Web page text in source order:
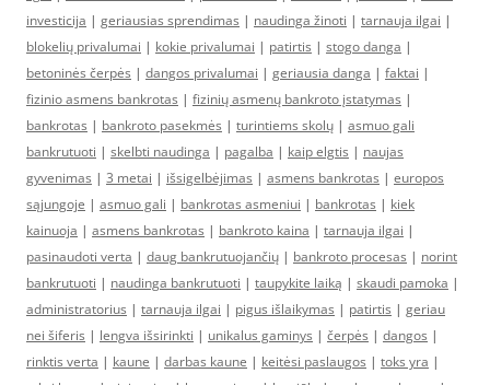
investicija | geriausias sprendimas | naudinga žinoti | tarnauja ilgai |
blokelių privalumai | kokie privalumai | patirtis | stogo danga |
betoninės čerpės | dangos privalumai | geriausia danga | faktai |
fizinio asmens bankrotas | fizinių asmenų bankroto įstatymas |
bankrotas | bankroto pasekmės | turintiems skolų | asmuo gali
bankrutuoti | skelbti naudinga | pagalba | kaip elgtis | naujas
gyvenimas | 3 metai | išsigelbėjimas | asmens bankrotas | europos
sąjungoje | asmuo gali | bankrotas asmeniui | bankrotas | kiek
kainuoja | asmens bankrotas | bankroto kaina | tarnauja ilgai |
pasinaudoti verta | daug bankrutuojančių | bankroto procesas | norint
bankrutuoti | naudinga bankrutuoti | taupykite laiką | skaudi pamoka |
administratorius | tarnauja ilgai | pigus išlaikymas | patirtis | geriau
nei šiferis | lengva išsirinkti | unikalus gaminys | čerpės | dangos |
rinktis verta | kaune | darbas kaune | keitėsi paslaugos | toks yra |